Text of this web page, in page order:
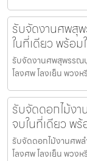
รับจัดงานศพสุ
ในที่เดียว พร้อ
รับจัดงานศพสุพรรณ
โลงศพ โลงเย็น พวง
รับจัดดอกไม้ง
จบในที่เดียว พ
รับจัดดอกไม้งานศพ
โลงศพ โลงเย็น พวง